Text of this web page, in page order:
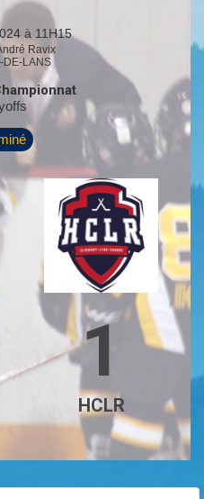
à 11H15
Ravix
DE-LANS
1
HCLR